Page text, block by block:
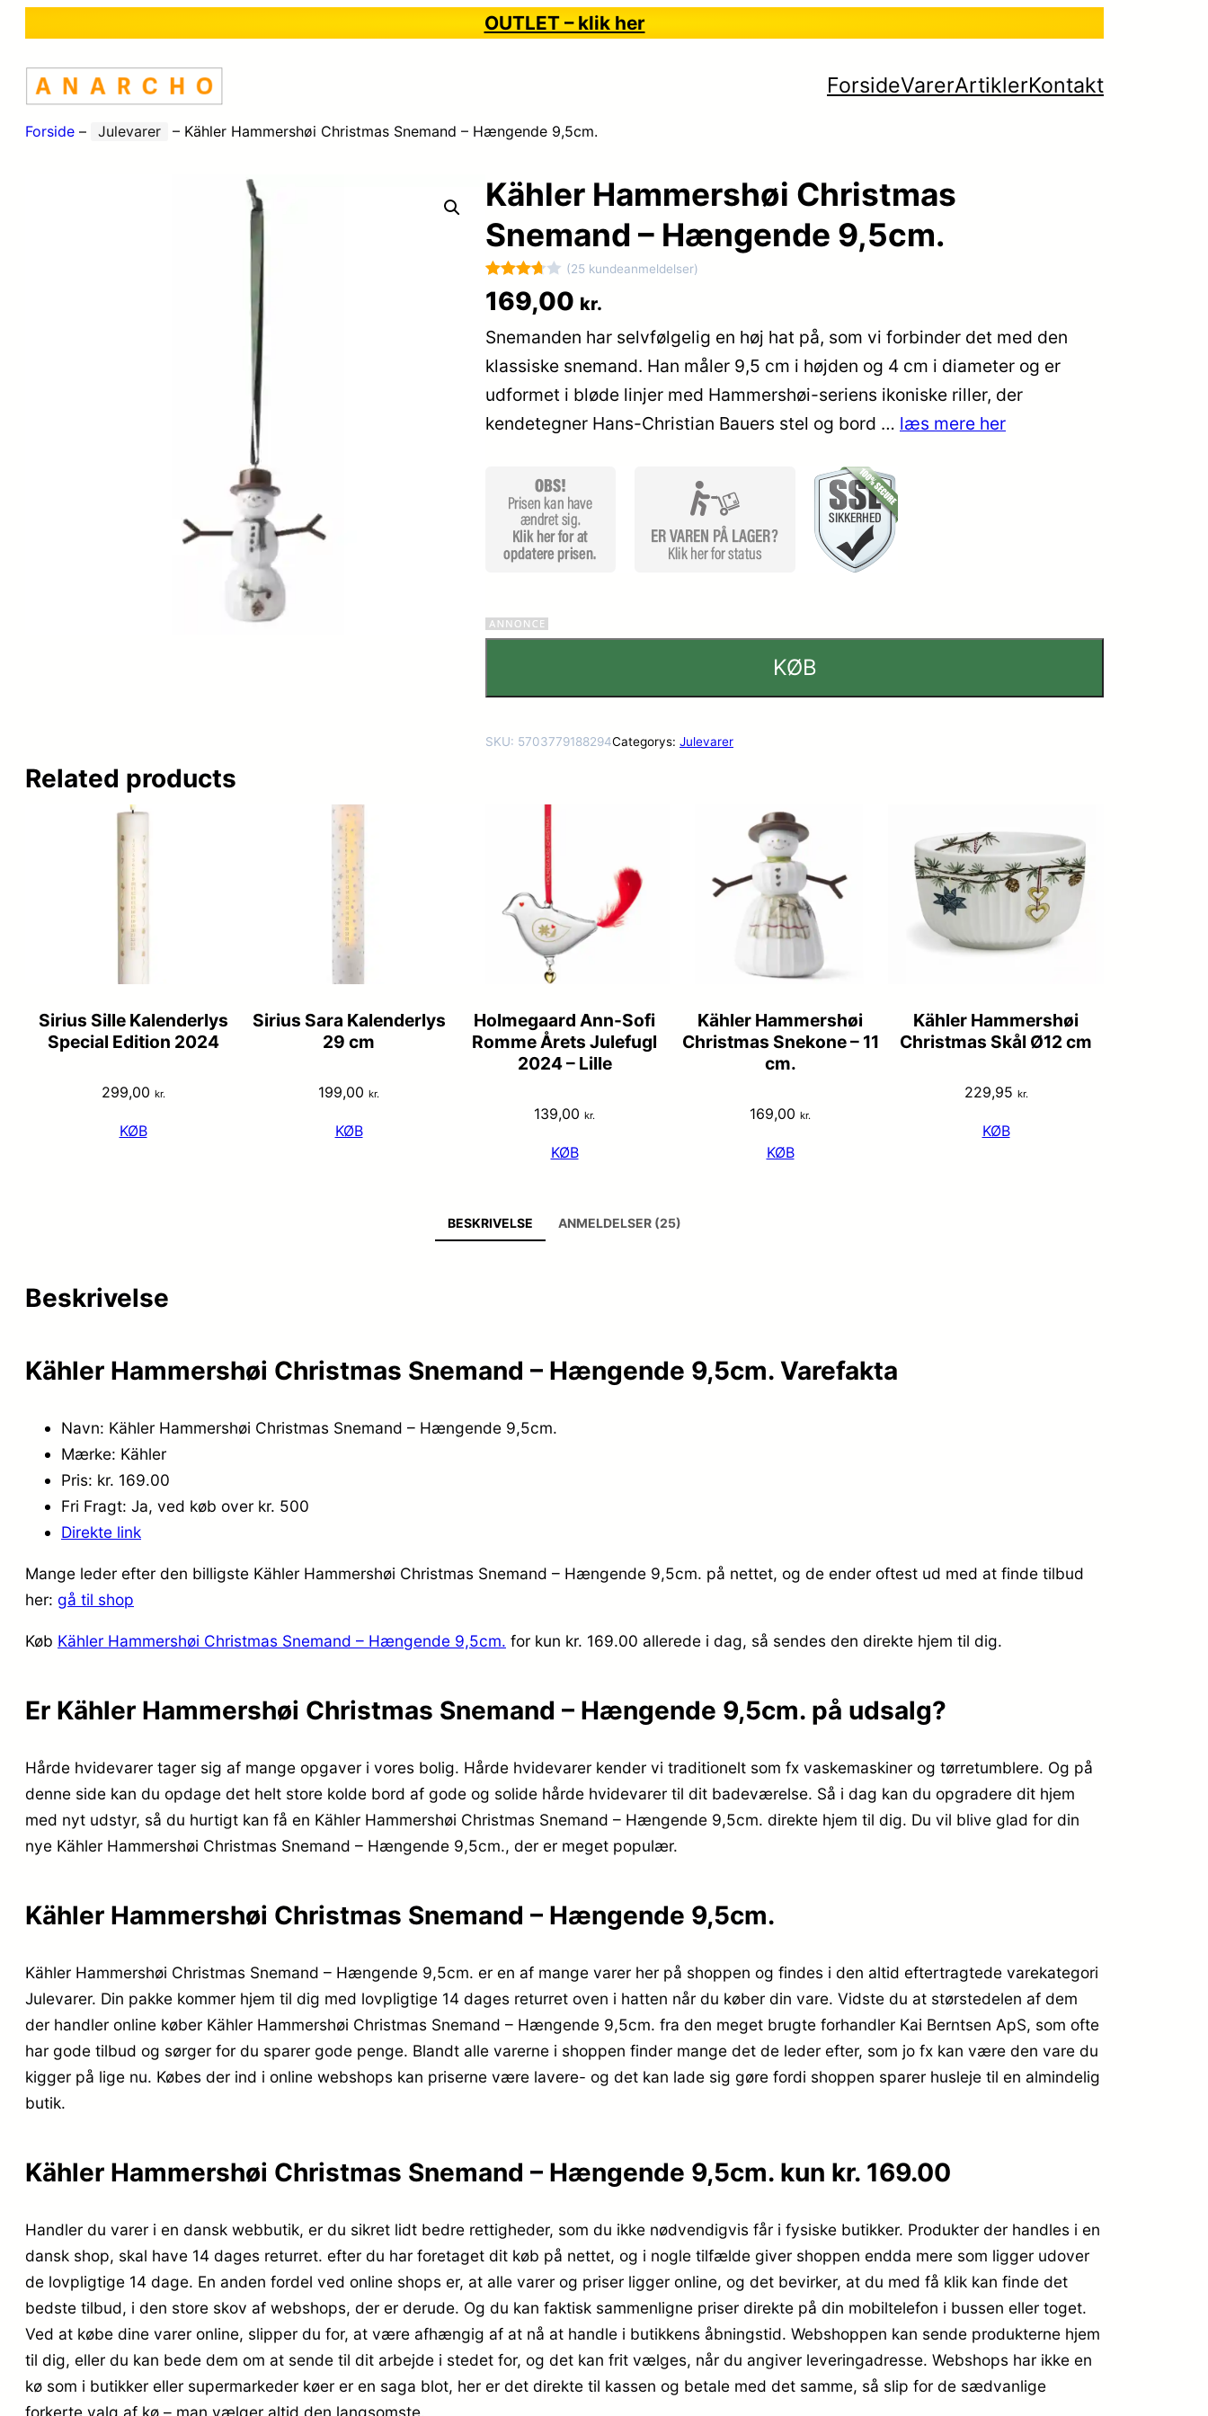
OUTLET – klik her
ForsideVarerArtiklerKontakt
Forside – Julevarer – Kähler Hammershøi Christmas Snemand – Hængende 9,5cm.
Kähler Hammershøi Christmas
Snemand – Hængende 9,5cm.
Bedømt
som
3.7ud
af 5
på
25
kundebed
(25 kundeanmeldelser)
169,00 kr.
Snemanden har selvfølgelig en høj hat på, som vi forbinder det med den
klassiske snemand. Han måler 9,5 cm i højden og 4 cm i diameter og er
udformet i bløde linjer med Hammershøi-seriens ikoniske riller, der
kendetegner Hans-Christian Bauers stel og bord … læs mere her
KØB
SKU: 5703779188294Categorys: Julevarer
Related products
Sirius Sille Kalenderlys
Special Edition 2024
299,00 kr.
KØB
Sirius Sara Kalenderlys
29 cm
199,00 kr.
KØB
Holmegaard Ann-Sofi
Romme Årets Julefugl
2024 – Lille
139,00 kr.
KØB
Kähler Hammershøi
Christmas Snekone – 11
cm.
169,00 kr.
KØB
Kähler Hammershøi
Christmas Skål Ø12 cm
229,95 kr.
KØB
BESKRIVELSE ANMELDELSER (25)
Beskrivelse
Kähler Hammershøi Christmas Snemand – Hængende 9,5cm. Varefakta
Navn: Kähler Hammershøi Christmas Snemand – Hængende 9,5cm.
Mærke: Kähler
Pris: kr. 169.00
Fri Fragt: Ja, ved køb over kr. 500
Direkte link
Mange leder efter den billigste Kähler Hammershøi Christmas Snemand – Hængende 9,5cm. på nettet, og de ender oftest ud med at finde tilbud
her: gå til shop
Køb Kähler Hammershøi Christmas Snemand – Hængende 9,5cm. for kun kr. 169.00 allerede i dag, så sendes den direkte hjem til dig.
Er Kähler Hammershøi Christmas Snemand – Hængende 9,5cm. på udsalg?
Hårde hvidevarer tager sig af mange opgaver i vores bolig. Hårde hvidevarer kender vi traditionelt som fx vaskemaskiner og tørretumblere. Og på
denne side kan du opdage det helt store kolde bord af gode og solide hårde hvidevarer til dit badeværelse. Så i dag kan du opgradere dit hjem
med nyt udstyr, så du hurtigt kan få en Kähler Hammershøi Christmas Snemand – Hængende 9,5cm. direkte hjem til dig. Du vil blive glad for din
nye Kähler Hammershøi Christmas Snemand – Hængende 9,5cm., der er meget populær.
Kähler Hammershøi Christmas Snemand – Hængende 9,5cm.
Kähler Hammershøi Christmas Snemand – Hængende 9,5cm. er en af mange varer her på shoppen og findes i den altid eftertragtede varekategori
Julevarer. Din pakke kommer hjem til dig med lovpligtige 14 dages returret oven i hatten når du køber din vare. Vidste du at størstedelen af dem
der handler online køber Kähler Hammershøi Christmas Snemand – Hængende 9,5cm. fra den meget brugte forhandler Kai Berntsen ApS, som ofte
har gode tilbud og sørger for du sparer gode penge. Blandt alle varerne i shoppen finder mange det de leder efter, som jo fx kan være den vare du
kigger på lige nu. Købes der ind i online webshops kan priserne være lavere- og det kan lade sig gøre fordi shoppen sparer husleje til en almindelig
butik.
Kähler Hammershøi Christmas Snemand – Hængende 9,5cm. kun kr. 169.00
Handler du varer i en dansk webbutik, er du sikret lidt bedre rettigheder, som du ikke nødvendigvis får i fysiske butikker. Produkter der handles i en
dansk shop, skal have 14 dages returret. efter du har foretaget dit køb på nettet, og i nogle tilfælde giver shoppen endda mere som ligger udover
de lovpligtige 14 dage. En anden fordel ved online shops er, at alle varer og priser ligger online, og det bevirker, at du med få klik kan finde det
bedste tilbud, i den store skov af webshops, der er derude. Og du kan faktisk sammenligne priser direkte på din mobiltelefon i bussen eller toget.
Ved at købe dine varer online, slipper du for, at være afhængig af at nå at handle i butikkens åbningstid. Webshoppen kan sende produkterne hjem
til dig, eller du kan bede dem om at sende til dit arbejde i stedet for, og det kan frit vælges, når du angiver leveringadresse. Webshops har ikke en
kø som i butikker eller supermarkeder køer er en saga blot, her er det direkte til kassen og betale med det samme, så slip for de sædvanlige
forkerte valg af kø – man vælger altid den langsomste.